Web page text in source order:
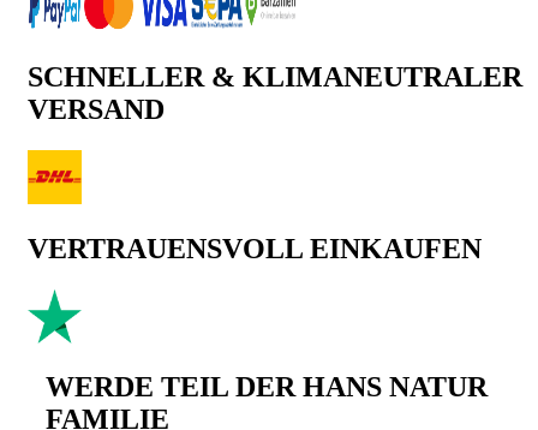
SCHNELLER & KLIMANEUTRALER
VERSAND
VERTRAUENSVOLL EINKAUFEN
WERDE TEIL DER HANS NATUR
FAMILIE